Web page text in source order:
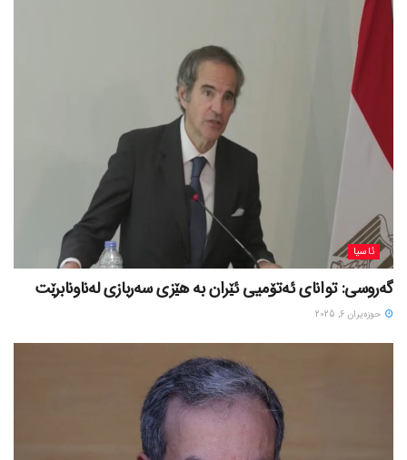
ئاسیا
گەروسی: توانای ئەتۆمیی ئێران بە هێزی سەربازی لەناونابرێت
حوزه‌یران 6, 2025